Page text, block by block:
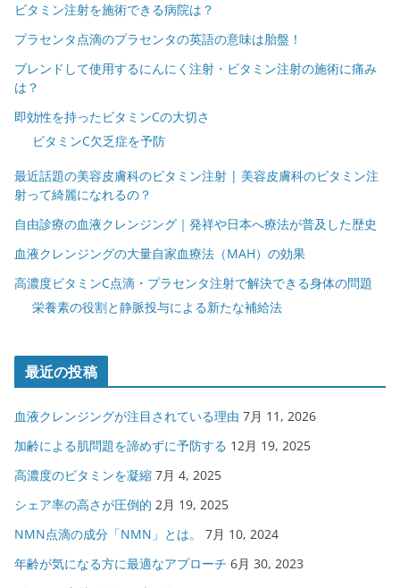
ビタミン注射を施術できる病院は？
プラセンタ点滴のプラセンタの英語の意味は胎盤！
ブレンドして使用するにんにく注射・ビタミン注射の施術に痛み
は？
即効性を持ったビタミンCの大切さ
ビタミンC欠乏症を予防
最近話題の美容皮膚科のビタミン注射 | 美容皮膚科のビタミン注
射って綺麗になれるの？
自由診療の血液クレンジング｜発祥や日本へ療法が普及した歴史
血液クレンジングの大量自家血療法（MAH）の効果
高濃度ビタミンC点滴・プラセンタ注射で解決できる身体の問題
栄養素の役割と静脈投与による新たな補給法
最近の投稿
血液クレンジングが注目されている理由 7月 11, 2026
加齢による肌問題を諦めずに予防する 12月 19, 2025
高濃度のビタミンを凝縮 7月 4, 2025
シェア率の高さが圧倒的 2月 19, 2025
NMN点滴の成分「NMN」とは。
7月 10, 2024
年齢が気になる方に最適なアプローチ 6月 30, 2023